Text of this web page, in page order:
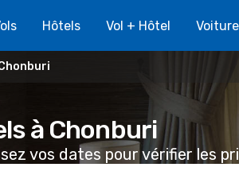
Hôtels Vol + Hôtel
à Chonburi
vos dates pour vérifier les